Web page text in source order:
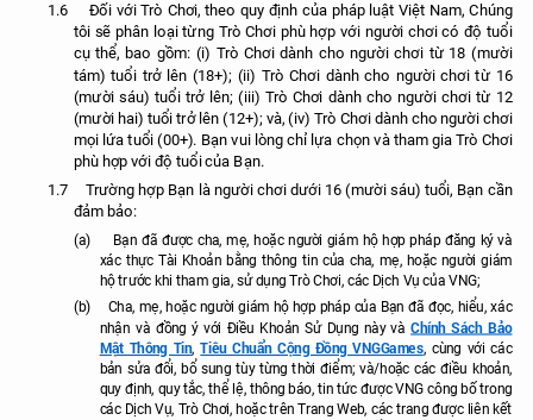
1.6 Đối với Trò Chơi, theo quy định của pháp luật Việt Nam, Chúng
tôi sẽ phân loại từng Trò Chơi phù hợp với người chơi có độ tuổi
cụ thể, bao gồm: (i) Trò Chơi dành cho người chơi từ 18 (mười
tám) tuổi trở lên (18+); (ii) Trò Chơi dành cho người chơi từ 16
(mười sáu) tuổi trở lên; (iii) Trò Chơi dành cho người chơi từ 12
(mười hai) tuổi trở lên (12+); và, (iv) Trò Chơi dành cho người chơi
mọi lứa tuổi (00+). Bạn vui lòng chỉ lựa chọn và tham gia Trò Chơi
phù hợp với độ tuổi của Bạn.
1.7 Trường hợp Bạn là người chơi dưới 16 (mười sáu) tuổi, Bạn cần
đảm bảo:
(a)
Bạn đã được cha, mẹ, hoặc người giám hộ hợp pháp đăng ký và
xác thực Tài Khoản bằng thông tin của cha, mẹ, hoặc người giám
hộ trước khi tham gia, sử dụng Trò Chơi, các Dịch Vụ của VNG;
(b)
Cha, mẹ, hoặc người giám hộ hợp pháp của Bạn đã đọc, hiểu, xác
nhận và đồng ý với Điều Khoản Sử Dụng này vàChính Sách Bảo
Mật Thông Tin,Tiêu Chuẩn Cộng Đồng VNGGames, cùng với các
bản sửa đổi, bổ sung tùy từng thời điểm; và/hoặc các điều khoản,
quy định, quy tắc, thể lệ, thông báo, tin tức được VNG công bố trong
các Dịch Vụ, Trò Chơi, hoặc trên Trang Web, các trang được liên kết